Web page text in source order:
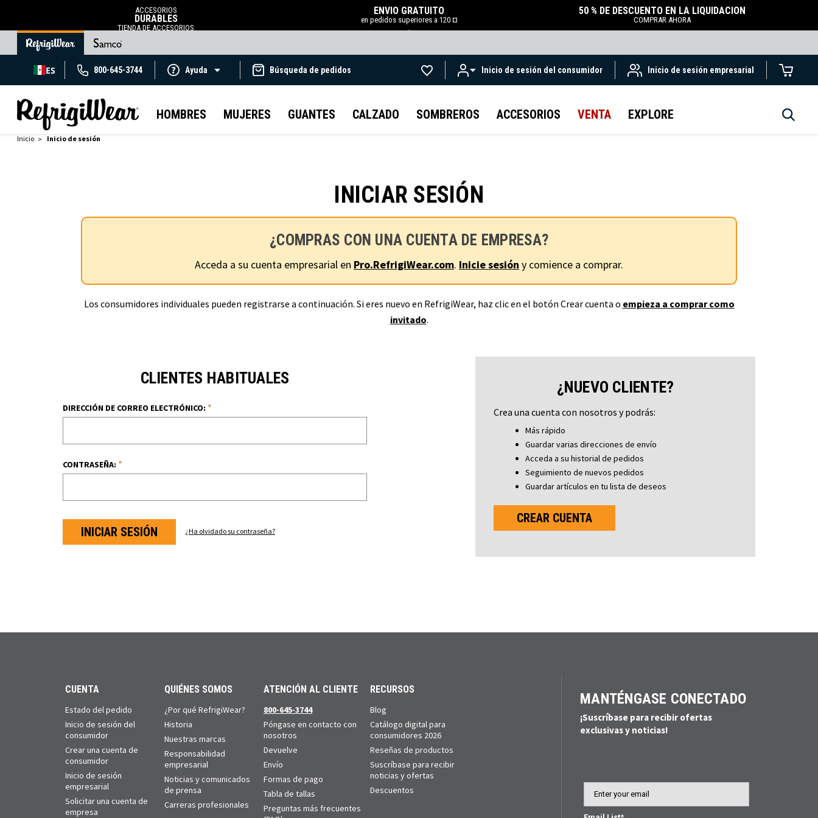
ACCESORIOS
DURABLES
TIENDA DE ACCESORIOS
ENVÍO GRATUITO
en pedidos superiores a 120 ¤
.
50 % DE DESCUENTO EN LA LIQUIDACIÓN
COMPRAR AHORA
ES 800-645-3744 Ayuda Búsqueda de pedidos Inicio de sesión del consumidor Inicio de sesión empresarial
HOMBRES MUJERES GUANTES CALZADO SOMBREROS ACCESORIOS VENTA EXPLORE
Inicio Inicio de sesión
INICIAR SESIÓN
¿COMPRAS CON UNA CUENTA DE EMPRESA?
Acceda a su cuenta empresarial en Pro.RefrigiWear.com. Inicie sesión y comience a comprar.
Los consumidores individuales pueden registrarse a continuación. Si eres nuevo en RefrigiWear, haz clic en el botón Crear cuenta o empieza a comprar como
invitado.
CLIENTES HABITUALES
DIRECCIÓN DE CORREO ELECTRÓNICO: *
CONTRASEÑA: *
¿Ha olvidado su contraseña?
¿NUEVO CLIENTE?
Crea una cuenta con nosotros y podrás:
Más rápido
Guardar varias direcciones de envío
Acceda a su historial de pedidos
Seguimiento de nuevos pedidos
Guardar artículos en tu lista de deseos
CREAR CUENTA
CUENTA
Estado del pedido
Inicio de sesión del
consumidor
Crear una cuenta de
consumidor
Inicio de sesión
empresarial
Solicitar una cuenta de
empresa
QUIÉNES SOMOS
¿Por qué RefrigiWear?
Historia
Nuestras marcas
Responsabilidad
empresarial
Noticias y comunicados
de prensa
Carreras profesionales
ATENCIÓN AL CLIENTE
800-645-3744
Póngase en contacto con
nosotros
Devuelve
Envío
Formas de pago
Tabla de tallas
Preguntas más frecuentes
RECURSOS
Blog
Catálogo digital para
consumidores 2026
Reseñas de productos
Suscríbase para recibir
noticias y ofertas
Descuentos
MANTÉNGASE CONECTADO
¡Suscríbase para recibir ofertas
exclusivas y noticias!